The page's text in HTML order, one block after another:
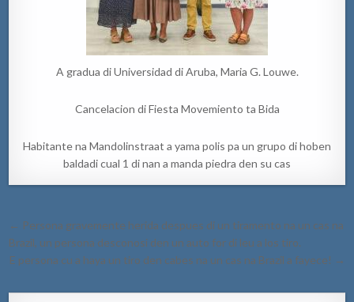
A gradua di Universidad di Aruba, Maria G. Louwe.
Cancelacion di Fiesta Movemiento ta Bida
Habitante na Mandolinstraat a yama polis pa un grupo di hoben
baldadi cual 1 di nan a manda piedra den su cas
Post
navigation
← Persona gravemente herida despues di un tiramento na un cas na
Brazil, un persona desconosi den un auto for di leu a los tiro.
E persona cu a haya un tiro den cabes na un cas na Brazil a fayece! →